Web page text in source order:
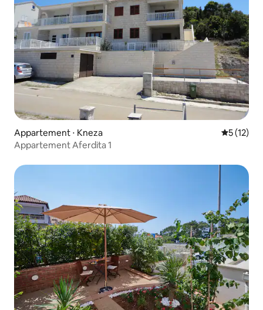
Appartement ⋅ Kneza
5 (12)
Appartement Aferdita 1